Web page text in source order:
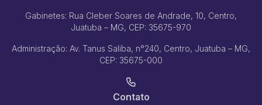
Gabinetes: Rua Cleber Soares de Andrade, 10, Centro,
Juatuba – MG, CEP: 35675-970
Administração: Av. Tanus Saliba, n°240, Centro, Juatuba – MG,
CEP: 35675-000
Contato